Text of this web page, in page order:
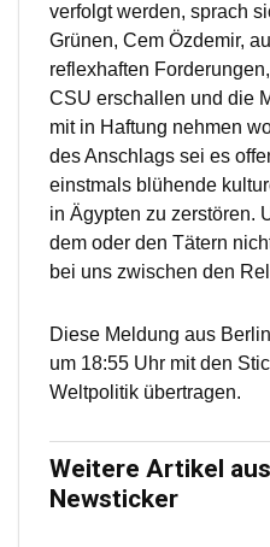
verfolgt werden, sprach
Grünen, Cem Özdemir,
reflexhaften
CSU erschallen und die
mit in Haftung nehmen
des Anschlags sei es
einstmals blühende
in Ägypten zu zerstören.
dem oder den Tätern
bei uns zwischen den
Diese Meldung aus
um 18:55 Uhr mit den
Weltpolitik übertragen.
Weitere Artikel
Newsticker